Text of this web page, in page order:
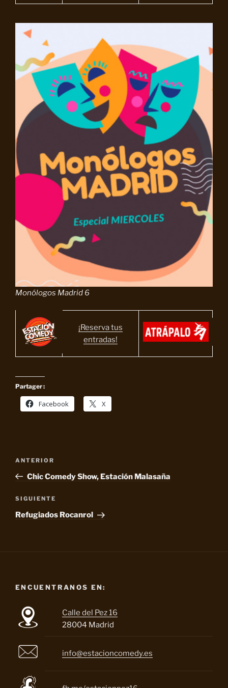
Monólogos Madrid 6
¡Reserva tus
entradas!
Partager :
Facebook X
entradas
Entrada
anterior:
ANTERIOR
Chic Comedy Show, Estación Malasaña
Siguiente
entrada
SIGUIENTE
Refugiados Rocanrol
ENCUENTRANOS EN:
Calle del Pez 16
28004 Madrid
info@estacioncomedy.es